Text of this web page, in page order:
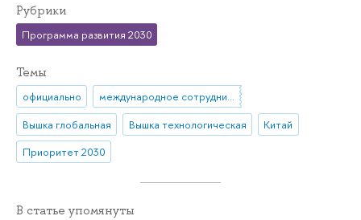
Рубрики
Программа развития 2030
Темы
официально
международное сотрудничество
Вышка глобальная
Вышка технологическая
Китай
Приоритет 2030
В статье упомянуты